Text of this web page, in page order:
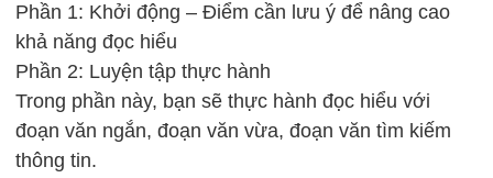
Phần 1: Khởi động – Điểm cần lưu ý để nâng cao
khả năng đọc hiểu
Phần 2: Luyện tập thực hành
Trong phần này, bạn sẽ thực hành đọc hiểu với
đoạn văn ngắn, đoạn văn vừa, đoạn văn tìm kiếm
thông tin.